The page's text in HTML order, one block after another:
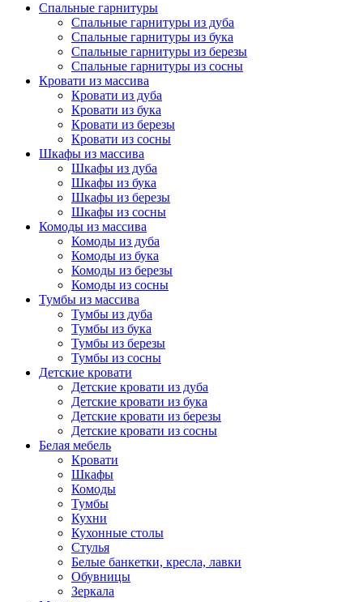
Спальные гарнитуры
Спальные гарнитуры из дуба
Спальные гарнитуры из бука
Спальные гарнитуры из березы
Спальные гарнитуры из сосны
Кровати из массива
Кровати из дуба
Кровати из бука
Кровати из березы
Кровати из сосны
Шкафы из массива
Шкафы из дуба
Шкафы из бука
Шкафы из березы
Шкафы из сосны
Комоды из массива
Комоды из дуба
Комоды из бука
Комоды из березы
Комоды из сосны
Тумбы из массива
Тумбы из дуба
Тумбы из бука
Тумбы из березы
Тумбы из сосны
Детские кровати
Детские кровати из дуба
Детские кровати из бука
Детские кровати из березы
Детские кровати из сосны
Белая мебель
Кровати
Шкафы
Комоды
Тумбы
Кухни
Кухонные столы
Стулья
Белые банкетки, кресла, лавки
Обувницы
Зеркала